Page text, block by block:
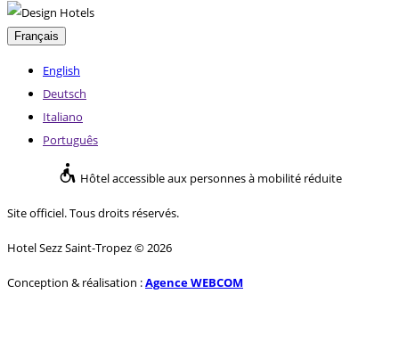
Français
English
Deutsch
Italiano
Português
Hôtel accessible aux personnes à mobilité réduite
Site officiel. Tous droits réservés.
Hotel Sezz Saint-Tropez © 2026
Conception & réalisation :Agence WEBCOM